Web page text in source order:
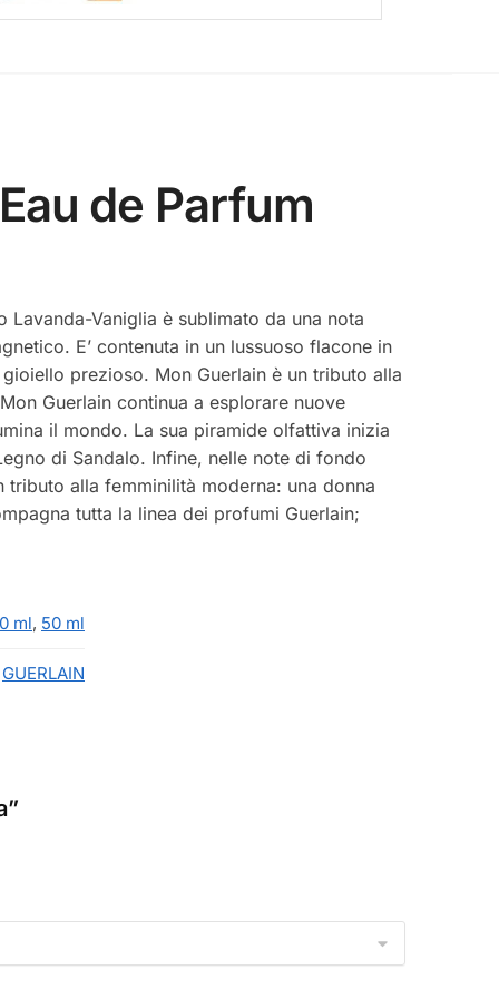
de Parfum
Vaniglia è sublimato da una nota
E’ contenuta in un lussuoso flacone in
prezioso. Mon Guerlain è un tributo alla
Guerlain continua a esplorare nuove
il mondo. La sua piramide olfattiva inizia
di Sandalo. Infine, nelle note di fondo
alla femminilità moderna: una donna
tutta la linea dei profumi Guerlain;
ml, 50 ml
GUERLAIN